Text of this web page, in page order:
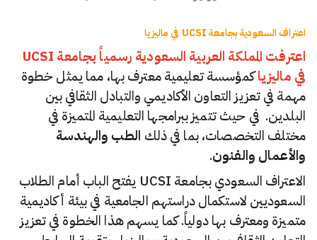
اعتراف السعودية بجامعة UCSI في ماليزيا
اعترفت المملكة العربية السعودية رسمياً بجامعة UCSI
في ماليزياكمؤسسة تعليمية معترف بها، مما يمثل خطوة
مهمة في تعزيز التعاون الأكاديمي والتبادل الثقافي بين
البلدين. في حيث تتميز ببرامجها التعليمية المتميزة في
مختلف التخصصات، بما في ذلك الطب والهندسة
والأعمال والفنون.
الاعتراف السعودي بجامعة UCSI يفتح الباب أمام الطلاب
السعوديين لاستكمال دراستهم الجامعية في بيئة أكاديمية
متميزة ومعترف بها دولياً. كما يسهم هذا الخطوة في تعزيز